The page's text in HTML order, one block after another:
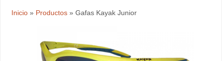
Inicio» Productos» Gafas Kayak Junior